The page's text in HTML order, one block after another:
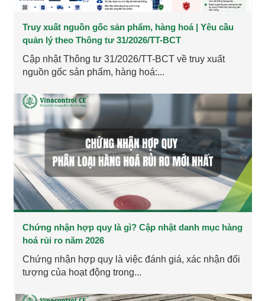
Truy xuất nguồn gốc sản phẩm, hàng hoá | Yêu cầu
quản lý theo Thông tư 31/2026/TT-BCT
Cập nhật Thông tư 31/2026/TT-BCT về truy xuất
nguồn gốc sản phẩm, hàng hoá:...
Chứng nhận hợp quy là gì? Cập nhật danh mục hàng
hoá rủi ro năm 2026
Chứng nhận hợp quy là việc đánh giá, xác nhận đối
tượng của hoạt động trong...